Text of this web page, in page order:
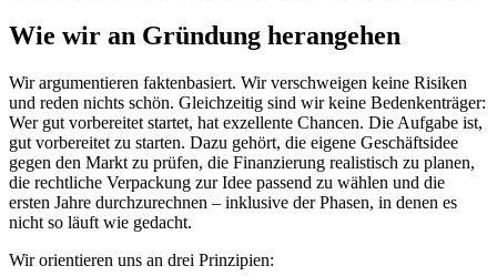
Wie wir an Gründung herangehen
Wir argumentieren faktenbasiert. Wir verschweigen keine Risiken
und reden nichts schön. Gleichzeitig sind wir keine Bedenkenträger:
Wer gut vorbereitet startet, hat exzellente Chancen. Die Aufgabe ist,
gut vorbereitet zu starten. Dazu gehört, die eigene Geschäftsidee
gegen den Markt zu prüfen, die Finanzierung realistisch zu planen,
die rechtliche Verpackung zur Idee passend zu wählen und die
ersten Jahre durchzurechnen – inklusive der Phasen, in denen es
nicht so läuft wie gedacht.
Wir orientieren uns an drei Prinzipien: